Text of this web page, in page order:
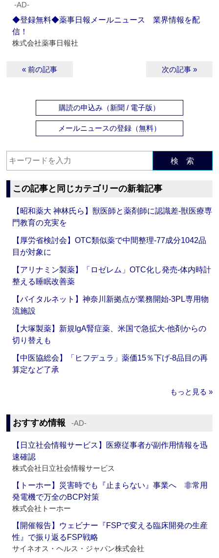
‐AD‐
◆登録無料◆薬事日報メールニュース 業界情報を配
信！
株式会社薬事日報社
« 前の記事 次の記事 »
購読の申込み（新聞 / 電子版）
メールニュースの登録（無料）
検 索
この記事と同じカテゴリーの新着記事
【昭和薬大 神林氏ら】獣医師と薬剤師に認識差‐獣医療専
門教育の充実を
【厚労省検討会】OTC類似薬で中間整理‐77成分1042品
目が対象に
【アリナミン製薬】「ロゼレム」OTC化し発売‐体内時計
整える睡眠改善薬
【バイタルネット】神奈川新拠点が業務開始‐3PL専用物
流施設
【大塚製薬】新規IgA腎症薬、米国で急拡大‐他剤からの
切り替えも
【中医協総会】「ヒフデュラ」薬価15％下げ‐8品目の再
算定など了承
もっと見る »
おすすめ情報 ‐AD‐
【日立社会情報サービス】医療従事者が副作用情報を迅
速確認
株式会社日立社会情報サービス
【トーホー】災害時でも『止まらない』事業へ 非常用
発電機で万全のBCP対策
株式会社トーホー
【開催報告】ウェビナー『FSPで変える臨床開発の生産
性』で振り返るFSP戦略
サイネオス・ヘルス・ジャパン株式会社